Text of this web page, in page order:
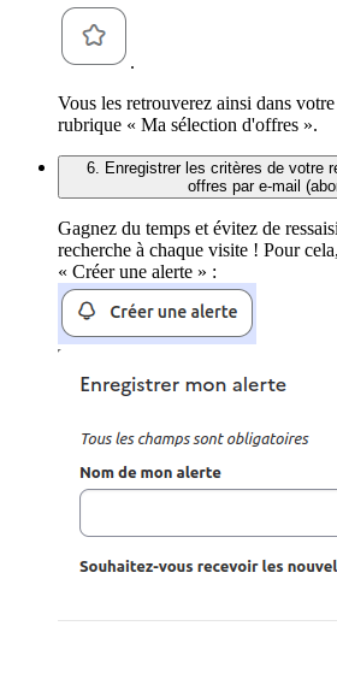
.
Vous les retrouverez ainsi dans
rubrique « Ma sélection d'offres ».
6. Enregistrer les critères de votre
offres par e-mail
Gagnez du temps et évitez de
recherche à chaque visite ! Pour
« Créer une alerte » :